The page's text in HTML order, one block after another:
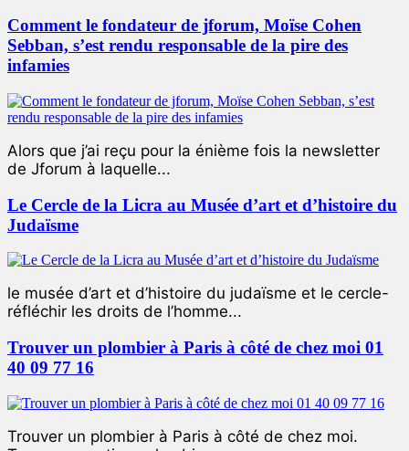
Comment le fondateur de jforum, Moïse Cohen
Sebban, s’est rendu responsable de la pire des
infamies
Alors que j’ai reçu pour la énième fois la newsletter
de Jforum à laquelle...
Le Cercle de la Licra au Musée d’art et d’histoire du
Judaïsme
le musée d’art et d’histoire du judaïsme et le cercle-
réfléchir les droits de l’homme...
Trouver un plombier à Paris à côté de chez moi 01
40 09 77 16
Trouver un plombier à Paris à côté de chez moi.